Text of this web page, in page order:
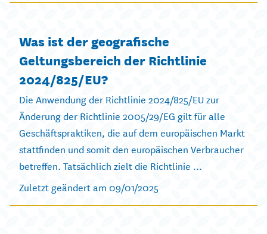
Was ist der geografische
Geltungsbereich der Richtlinie
2024/825/EU?
Die Anwendung der Richtlinie 2024/825/EU zur
Änderung der Richtlinie 2005/29/EG gilt für alle
Geschäftspraktiken, die auf dem europäischen Markt
stattfinden und somit den europäischen Verbraucher
betreffen. Tatsächlich zielt die Richtlinie ...
Zuletzt geändert am 09/01/2025